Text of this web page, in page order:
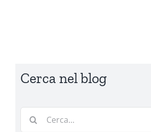
Cerca nel blog
Cerca